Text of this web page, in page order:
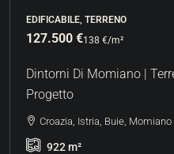
EDIFICABILE, TERRENO
127.500 €138 €/m²
Dintorni Di Momiano |
Progetto
Croazia, Istria, Buie, Momiano
922m²